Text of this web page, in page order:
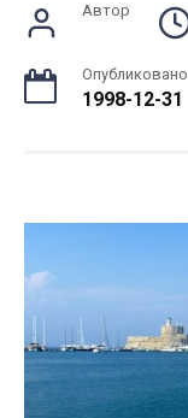
Автор
Опубликовано
1998-12-31